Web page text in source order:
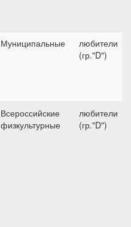
Муниципальные
любители
(гр."D")
Всероссийские
физкультурные
любители
(гр."D")